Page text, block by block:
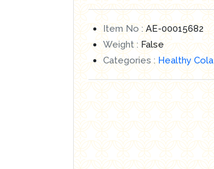
Item No :AE-00015682
Weight :False
Categories :Healthy Cola